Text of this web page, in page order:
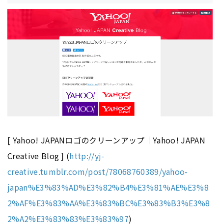
[ Yahoo! JAPANロゴのクリーンアップ｜Yahoo! JAPAN
Creative Blog ] (http://yj-
creative.tumblr.com/post/78068760389/yahoo-
japan%E3%83%AD%E3%82%B4%E3%81%AE%E3%8
2%AF%E3%83%AA%E3%83%BC%E3%83%B3%E3%8
2%A2%E3%83%83%E3%83%97)